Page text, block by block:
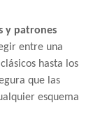
y patrones
entre una
hasta los
que las
esquema